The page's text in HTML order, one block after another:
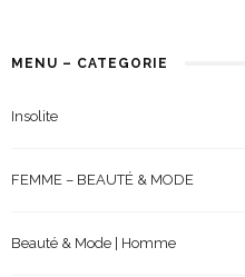
MENU – CATEGORIE
Insolite
FEMME – BEAUTÉ & MODE
Beauté & Mode | Homme